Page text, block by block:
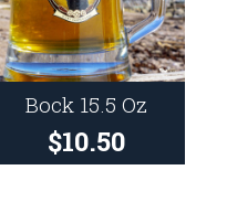
Bock 15.5 Oz
$10.50